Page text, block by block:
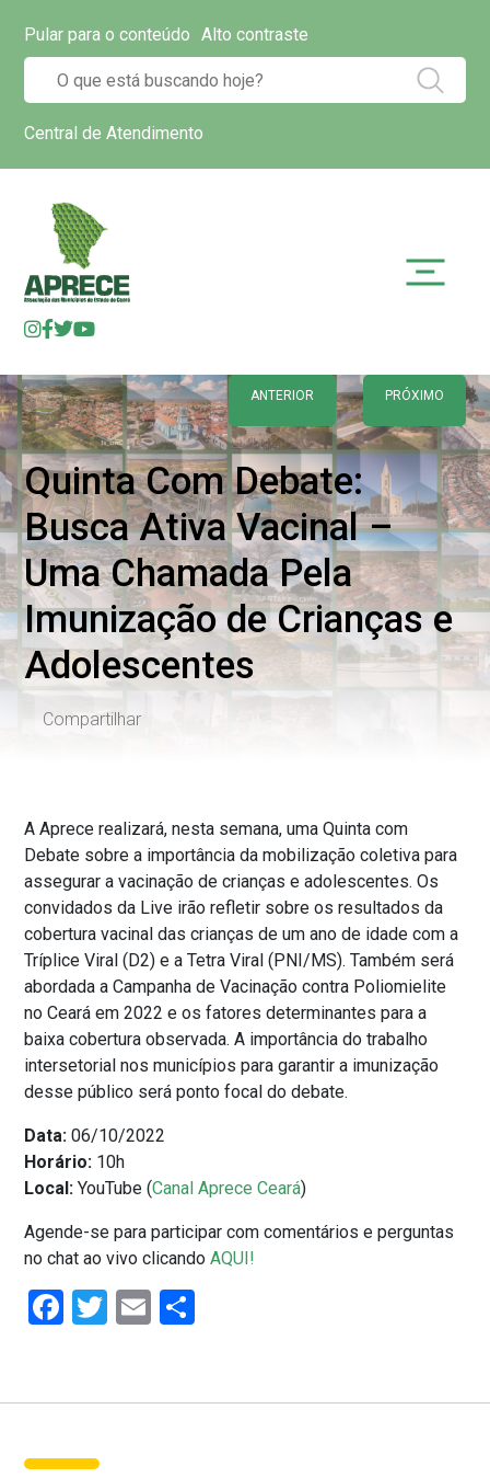
Pular para o conteúdo Alto contraste
Central de Atendimento
ANTERIOR PRÓXIMO
Quinta Com Debate:
Busca Ativa Vacinal –
Uma Chamada Pela
Imunização de Crianças e
Adolescentes
Compartilhar
A Aprece realizará, nesta semana, uma Quinta com
Debate sobre a importância da mobilização coletiva para
assegurar a vacinação de crianças e adolescentes. Os
convidados da Live irão refletir sobre os resultados da
cobertura vacinal das crianças de um ano de idade com a
Tríplice Viral (D2) e a Tetra Viral (PNI/MS). Também será
abordada a Campanha de Vacinação contra Poliomielite
no Ceará em 2022 e os fatores determinantes para a
baixa cobertura observada. A importância do trabalho
intersetorial nos municípios para garantir a imunização
desse público será ponto focal do debate.
Data: 06/10/2022
Horário: 10h
Local: YouTube (Canal Aprece Ceará)
Agende-se para participar com comentários e perguntas
no chat ao vivo clicando AQUI!
Facebook
Twitter
Email